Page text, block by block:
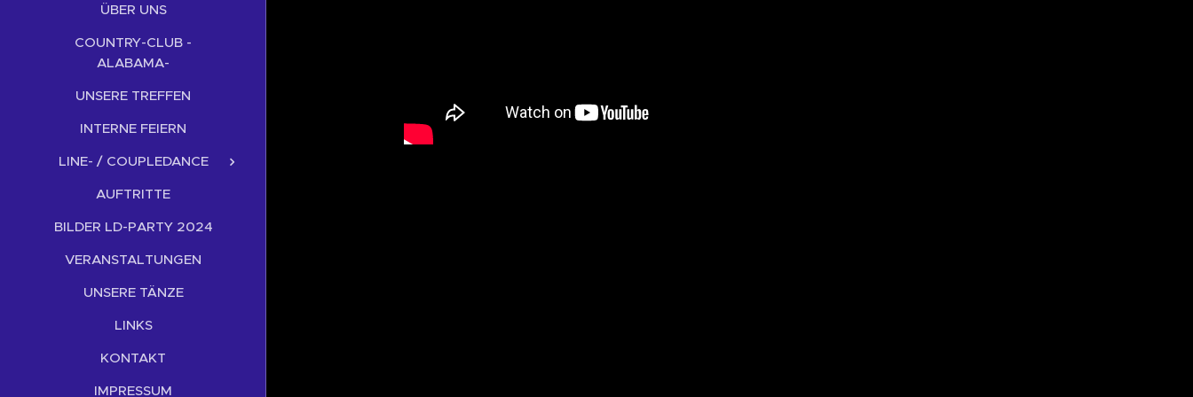
ÜBER UNS
COUNTRY-CLUB -
ALABAMA-
UNSERE TREFFEN
INTERNE FEIERN
LINE- / COUPLEDANCE
AUFTRITTE
BILDER LD-PARTY 2024
VERANSTALTUNGEN
UNSERE TÄNZE
LINKS
KONTAKT
IMPRESSUM